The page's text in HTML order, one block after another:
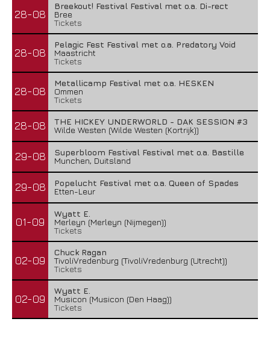
28-08
Breekout! Festival Festival met o.a. Di-rect
Bree
Tickets
28-08
Pelagic Fest Festival met o.a. Predatory Void
Maastricht
Tickets
28-08
Metallicamp Festival met o.a. HESKEN
Ommen
Tickets
28-08
THE HICKEY UNDERWORLD - DAK SESSION #3
Wilde Westen (Wilde Westen (Kortrijk))
29-08
Superbloom Festival Festival met o.a. Bastille
Munchen, Duitsland
29-08
Popelucht Festival met o.a. Queen of Spades
Etten-Leur
01-09
Wyatt E.
Merleyn (Merleyn (Nijmegen))
Tickets
02-09
Chuck Ragan
TivoliVredenburg (TivoliVredenburg (Utrecht))
Tickets
02-09
Wyatt E.
Musicon (Musicon (Den Haag))
Tickets